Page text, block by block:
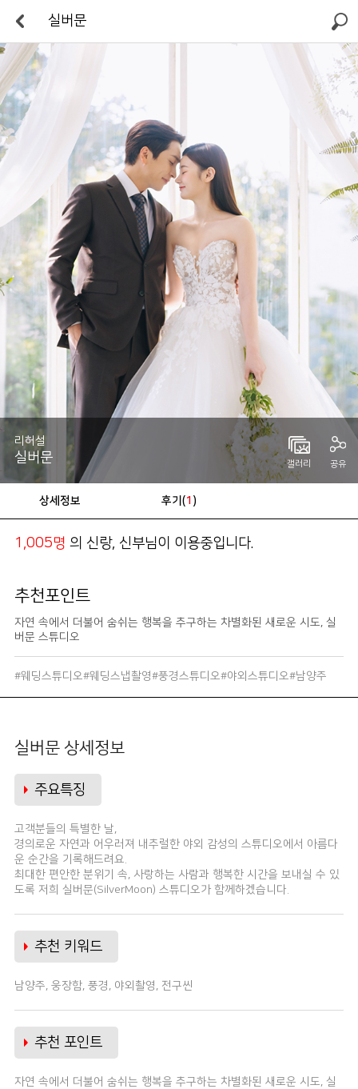
실버문 검색
리허설
실버문 갤러리 공유
상세정보 후기(1 )
1,005명 의 신랑, 신부님이 이용중입니다.
추천포인트
자연 속에서 더불어 숨쉬는 행복을 추구하는 차별화된 새로운 시도, 실
버문 스튜디오
#웨딩스튜디오#웨딩스냅촬영#풍경스튜디오#야외스튜디오#남양주
실버문 상세정보
주요특징
고객분들의 특별한 날,
경의로운 자연과 어우러져 내추럴한 야외 감성의 스튜디오에서 아름다
운 순간을 기록해드려요.
최대한 편안한 분위기 속, 사랑하는 사람과 행복한 시간을 보내실 수 있
도록 저희 실버문(SilverMoon) 스튜디오가 함께하겠습니다.
추천 키워드
남양주, 웅장함, 풍경, 야외촬영, 전구씬
추천 포인트
자연 속에서 더불어 숨쉬는 행복을 추구하는 차별화된 새로운 시도, 실